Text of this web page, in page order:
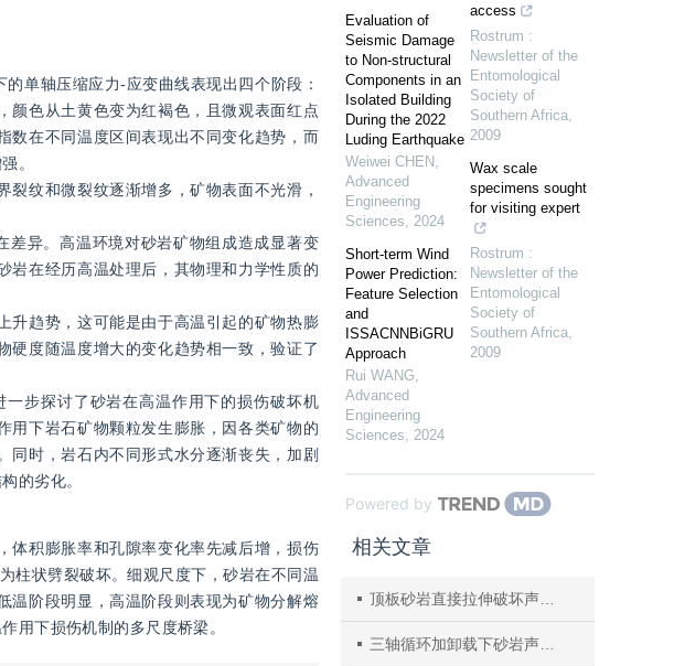
单轴压缩应力-应变曲线表现出四个阶段：
颜色从土黄色变为红褐色，且微观表面红点
数在不同温度区间表现出不同变化趋势，而
。
纹和微裂纹逐渐增多，矿物表面不光滑，
差异。高温环境对砂岩矿物组成造成显著变
岩在经历高温处理后，其物理和力学性质的
升趋势，这可能是由于高温引起的矿物热膨
硬度随温度增大的变化趋势相一致，验证了
步探讨了砂岩在高温作用下的损伤破坏机
用下岩石矿物颗粒发生膨胀，因各类矿物的
同时，岩石内不同形式水分逐渐丧失，加剧
的劣化。
体积膨胀率和孔隙率变化率先减后增，损伤
柱状劈裂破坏。细观尺度下，砂岩在不同温
温阶段明显，高温阶段则表现为矿物分解熔
用下损伤机制的多尺度桥梁。
Evaluation of
Seismic Damage
to Non-structural
Components in an
Isolated Building
During the 2022
Luding Earthquake
Weiwei CHEN ,
Advanced
Engineering
Sciences, 2024
Short-term Wind
Power Prediction:
Feature Selection
and
ISSACNNBiGRU
Approach
Rui WANG,
Advanced
Engineering
Sciences, 2024
access
Rostrum :
Newsletter of the
Entomological
Society of
Southern Africa,
2009
Wax scale
specimens sought
for visiting expert
Rostrum :
Newsletter of the
Entomological
Society of
Southern Africa,
2009
Powered by
相关文章
顶板砂岩直接拉伸破坏声发射特征及损伤本构模型
三轴循环加卸载下砂岩声发射分形特征试验